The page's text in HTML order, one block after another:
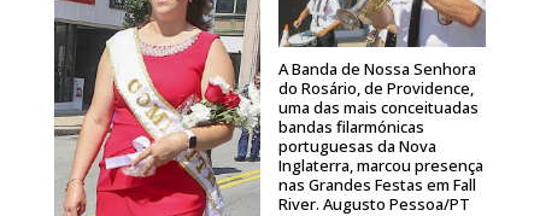
A Banda de Nossa Senhora
do Rosário, de Providence,
uma das mais conceituadas
bandas filarmónicas
portuguesas da Nova
Inglaterra, marcou presença
nas Grandes Festas em Fall
River. Augusto Pessoa/PT